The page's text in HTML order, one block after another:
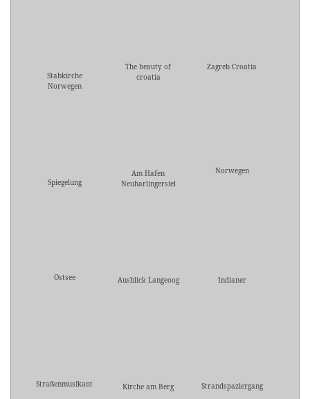
Stabkirche
Norwegen
The beauty of
croatia
Zagreb Croatia
Spiegelung
Am Hafen
Neuharlingersiel
Norwegen
Ostsee Ausblick Langeoog Indianer
Straßenmusikant Kirche am Berg Strandspaziergang